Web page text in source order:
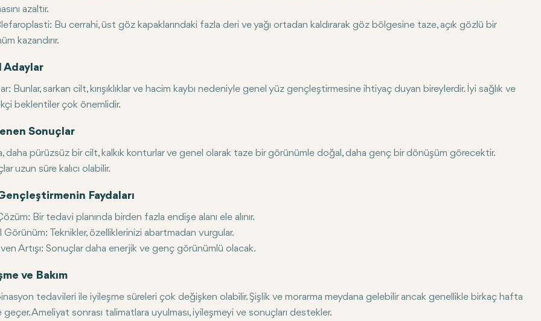
azaltır.
Bu cerrahi, üst göz kapaklarındaki fazla deri ve yağı ortadan kaldırarak göz bölgesine taze, açık gözlü bir
kazandırır.
Adaylar
Bunlar, sarkan cilt, kırışıklıklar ve hacim kaybı nedeniyle genel yüz gençleştirmesine ihtiyaç duyan bireylerdir. İyi sağlık ve
beklentiler çok önemlidir.
Sonuçlar
daha pürüzsüz bir cilt, kalkık konturlar ve genel olarak taze bir görünümle doğal, daha genç bir dönüşüm görecektir.
uzun süre kalıcı olabilir.
Faydaları
Bir tedavi planında birden fazla endişe alanı ele alınır.
Görünüm:
Teknikler, özelliklerinizi abartmadan vurgular.
Artışı: Sonuçlar daha enerjik ve genç görünümlü olacak.
ve Bakım
tedavileri ile iyileşme süreleri çok değişken olabilir. Şişlik ve morarma meydana gelebilir ancak genellikle birkaç hafta
geçer. Ameliyat sonrası talimatlara uyulması, iyileşmeyi ve sonuçları destekler.